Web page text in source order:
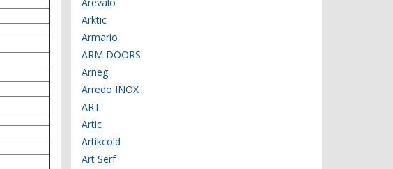
Arktic
Armario
ARM DOORS
Arneg
Arredo INOX
ART
Artic
Artikcold
Art Serf